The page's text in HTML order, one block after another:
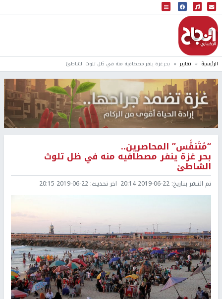
البث المباشر
إذاعة النجاح
الرئيسية تقارير بحر غزة ينفر مصطافيه منه في ظل تلوث الشاطئ
“مُتَنفَّس” المحاصرين..
بحر غزة ينفر مصطافيه منه في ظل تلوث
الشاطئ
تم النشر بتاريخ: 2019-06-22 20:14 اخر تحديث: 2019-06-22 20:15